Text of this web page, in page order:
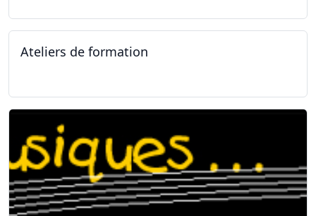
Ateliers de formation